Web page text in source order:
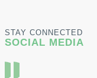
STAY CONNECTED
SOCIAL MEDIA